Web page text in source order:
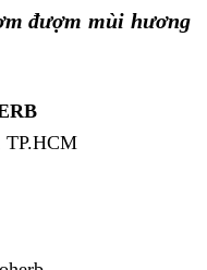
đượm mùi hương
TP.HCM